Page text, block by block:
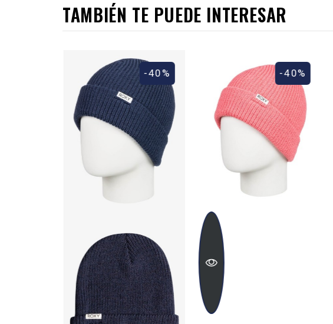
TAMBIÉN TE PUEDE INTERESAR
-40% -40%